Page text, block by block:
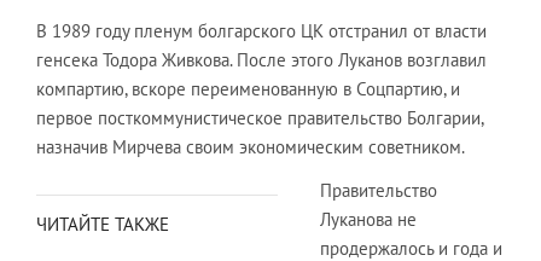
В 1989 году пленум болгарского ЦК отстранил от власти
генсека Тодора Живкова. После этого Луканов возглавил
компартию, вскоре переименованную в Соцпартию, и
первое посткоммунистическое правительство Болгарии,
назначив Мирчева своим экономическим советником.
ЧИТАЙТЕ ТАКЖЕ
Правительство
Луканова не
продержалось и года и